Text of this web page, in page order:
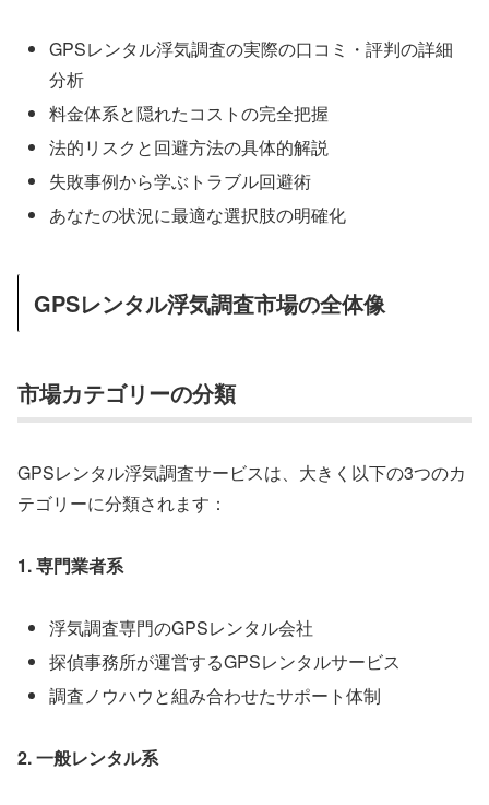
GPSレンタル浮気調査の実際の口コミ・評判の詳細
分析
料金体系と隠れたコストの完全把握
法的リスクと回避方法の具体的解説
失敗事例から学ぶトラブル回避術
あなたの状況に最適な選択肢の明確化
GPSレンタル浮気調査市場の全体像
市場カテゴリーの分類
GPSレンタル浮気調査サービスは、大きく以下の3つのカ
テゴリーに分類されます：
1. 専門業者系
浮気調査専門のGPSレンタル会社
探偵事務所が運営するGPSレンタルサービス
調査ノウハウと組み合わせたサポート体制
2. 一般レンタル系